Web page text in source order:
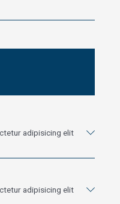
adipisicing elit
adipisicing elit